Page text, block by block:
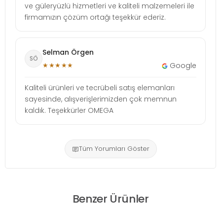
ve güleryüzlü hizmetleri ve kaliteli malzemeleri ile
firmamızın çözüm ortağı teşekkür ederiz.
SÖ
Selman Örgen
★★★★★ Google
Kaliteli ürünleri ve tecrübeli satış elemanları
sayesinde, alışverişlerimizden çok memnun
kaldık. Teşekkürler OMEGA
Tüm Yorumları Göster
Benzer Ürünler